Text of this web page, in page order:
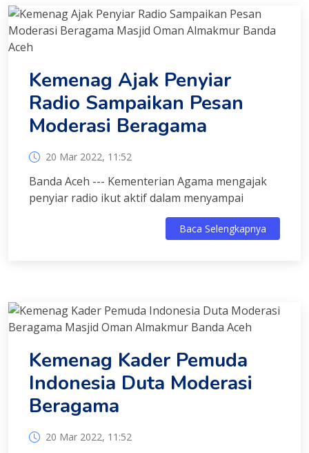
Kemenag Ajak Penyiar
Radio Sampaikan Pesan
Moderasi Beragama
20 Mar 2022, 11:52
Banda Aceh --- Kementerian Agama mengajak
penyiar radio ikut aktif dalam menyampai
Baca Selengkapnya
Kemenag Kader Pemuda
Indonesia Duta Moderasi
Beragama
20 Mar 2022, 11:52